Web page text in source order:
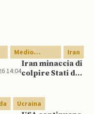
Medio
Oriente
Iran
14:04
Iran minaccia di
colpire Stati del
Ucraina